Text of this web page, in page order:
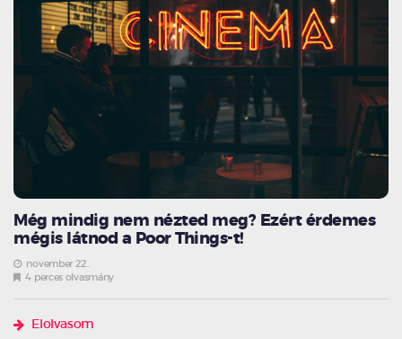
Még mindig nem nézted meg? Ezért érdemes
mégis látnod a Poor Things-t!
november 22.
4 perces olvasmány
Elolvasom